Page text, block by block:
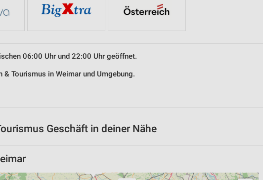
06:00 Uhr und 22:00 Uhr geöffnet.
Tourismus in Weimar und Umgebung.
Geschäft in deiner Nähe